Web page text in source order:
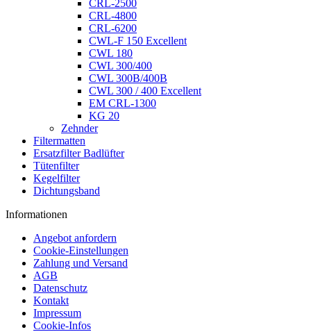
CRL-2500
CRL-4800
CRL-6200
CWL-F 150 Excellent
CWL 180
CWL 300/400
CWL 300B/400B
CWL 300 / 400 Excellent
EM CRL-1300
KG 20
Zehnder
Filtermatten
Ersatzfilter Badlüfter
Tütenfilter
Kegelfilter
Dichtungsband
Informationen
Angebot anfordern
Cookie-Einstellungen
Zahlung und Versand
AGB
Datenschutz
Kontakt
Impressum
Cookie-Infos